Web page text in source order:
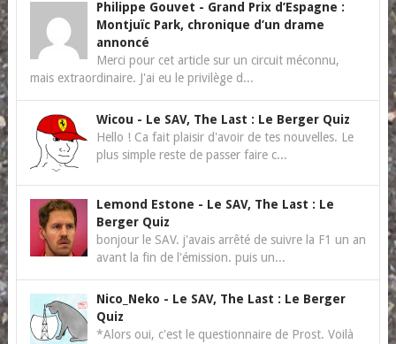
Philippe Gouvet - Grand Prix d’Espagne :
Montjuïc Park, chronique d’un drame
annoncé
Merci pour cet article sur un circuit méconnu,
mais extraordinaire. J'ai eu le privilège d...
Wicou - Le SAV, The Last : Le Berger Quiz
Hello ! Ca fait plaisir d'avoir de tes nouvelles. Le
plus simple reste de passer faire c...
Lemond Estone - Le SAV, The Last : Le
Berger Quiz
bonjour le SAV. j'avais arrêté de suivre la F1 un an
avant la fin de l'émission. puis un...
Nico_Neko - Le SAV, The Last : Le Berger
Quiz
*Alors oui, c'est le questionnaire de Prost. Voilà